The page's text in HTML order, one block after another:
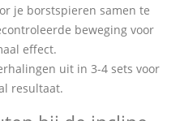
je borstspieren samen te
beweging voor
effect.
uit in 3-4 sets voor
resultaat.